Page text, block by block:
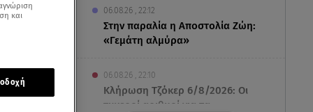
06.08.26 , 22:12
Στην παραλία η Αποστολία Ζώη:
«Γεμάτη αλμύρα»
06.08.26 , 22:10
Κλήρωση Τζόκερ 6/8/2026: Οι
τυχεροί αριθμοί για τα
και